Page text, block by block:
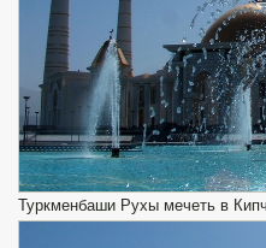
Туркменбаши Рухы мечеть в